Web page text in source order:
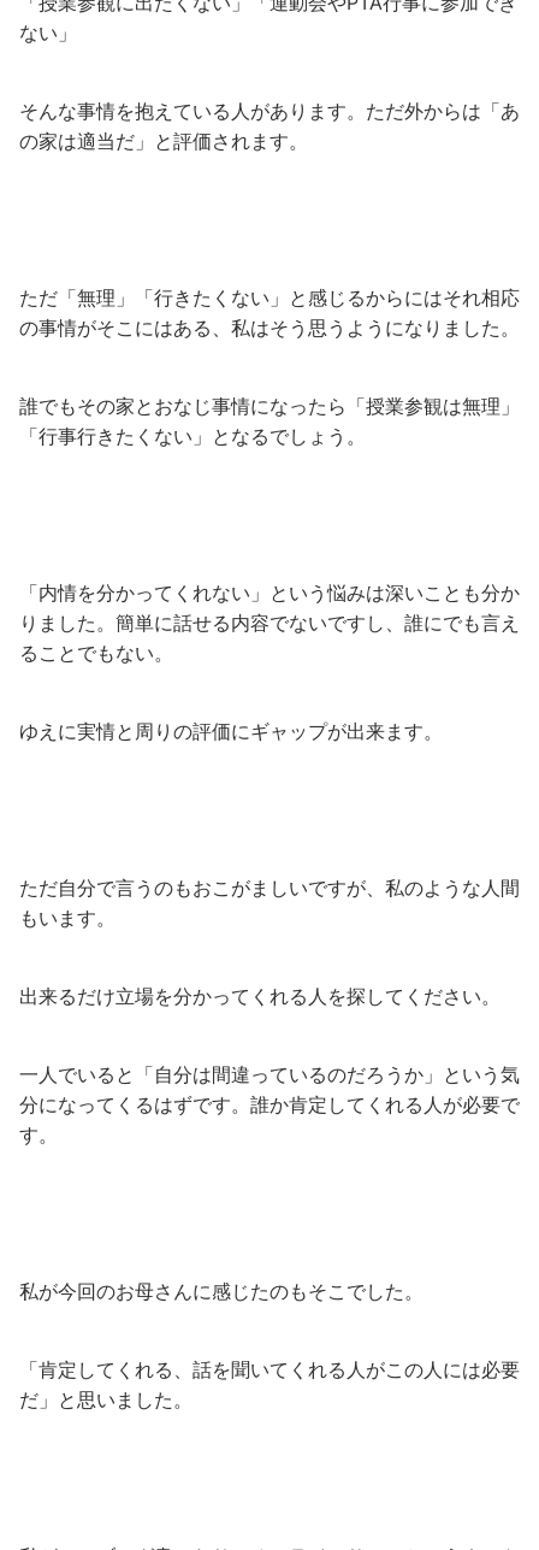
ない」
そんな事情を抱えている人があります。ただ外からは「あ
の家は適当だ」と評価されます。
ただ「無理」「行きたくない」と感じるからにはそれ相応
の事情がそこにはある、私はそう思うようになりました。
誰でもその家とおなじ事情になったら「授業参観は無理」
「行事行きたくない」となるでしょう。
「内情を分かってくれない」という悩みは深いことも分か
りました。簡単に話せる内容でないですし、誰にでも言え
ることでもない。
ゆえに実情と周りの評価にギャップが出来ます。
ただ自分で言うのもおこがましいですが、私のような人間
もいます。
出来るだけ立場を分かってくれる人を探してください。
一人でいると「自分は間違っているのだろうか」という気
分になってくるはずです。誰か肯定してくれる人が必要で
す。
私が今回のお母さんに感じたのもそこでした。
「肯定してくれる、話を聞いてくれる人がこの人には必要
だ」と思いました。